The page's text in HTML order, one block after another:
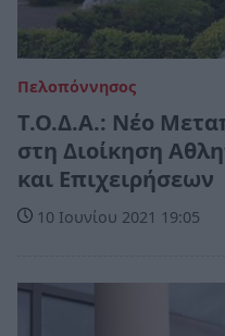
Πελοπόννησος
Τ.Ο.Δ.Α.: Νέο
στη Διοίκηση
και Επιχειρήσεων
10 Ιουνίου 2021 19:05